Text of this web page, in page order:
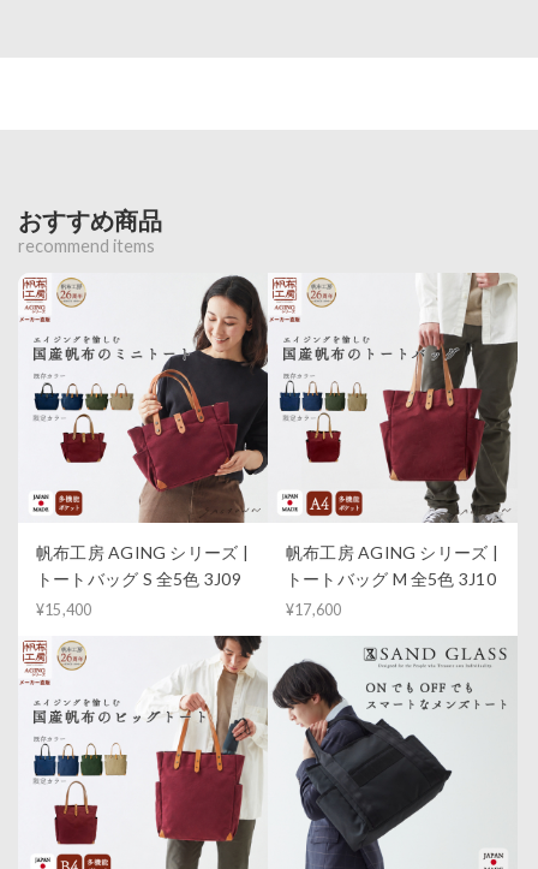
おすすめ商品
recommend items
帆布工房 AGING シリーズ |
トートバッグ S 全5色 3J09
¥15,400
帆布工房 AGING シリーズ |
トートバッグ M 全5色 3J10
¥17,600